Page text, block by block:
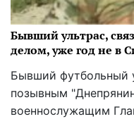
Бывший ультрас,
делом, уже год не в
Бывший футбольный
позывным
военнослужащим